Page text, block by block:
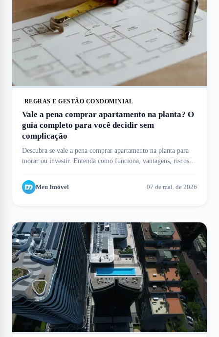
REGRAS E GESTÃO CONDOMINIAL
Vale a pena comprar apartamento na planta? O
guia completo para você decidir sem
complicação
Descubra se vale a pena comprar apartamento na planta para
morar ou investir. Entenda como funciona, vantagens, riscos e
Meu Imóvel 07 de mai. de 2026